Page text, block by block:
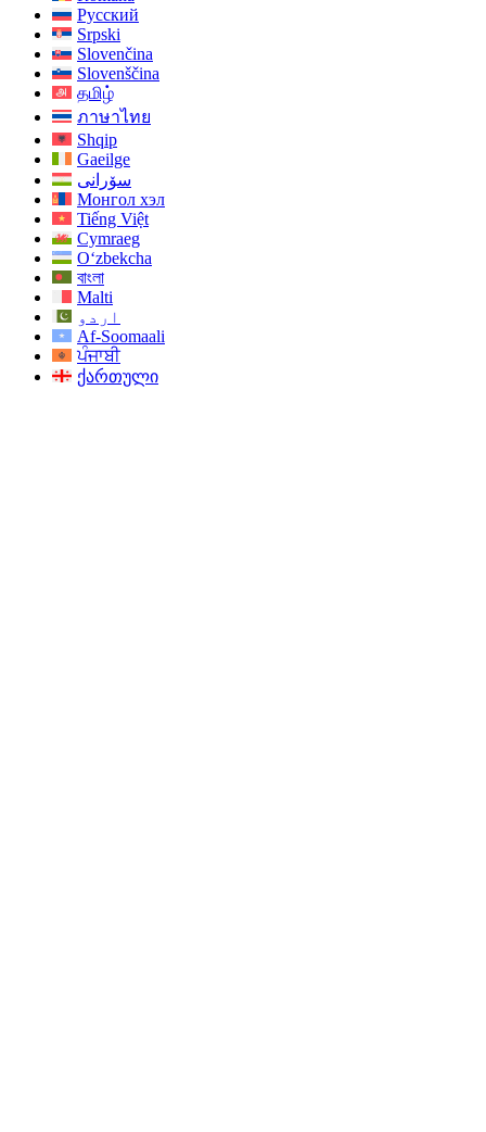
Русский
Srpski
Slovenčina
Slovenščina
தமிழ்
ภาษาไทย
Shqip
Gaeilge
سۆرانی
Монгол хэл
Tiếng Việt
Cymraeg
O‘zbekcha
বাংলা
Malti
اردو
Af-Soomaali
ਪੰਜਾਬੀ
ქართული